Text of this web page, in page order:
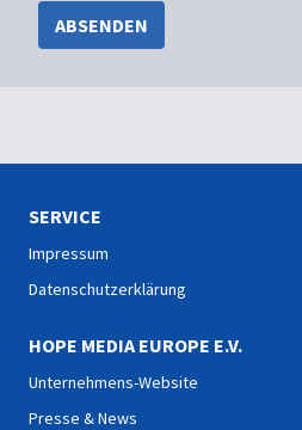
ABSENDEN
SERVICE
Impressum
Datenschutzerklärung
HOPE MEDIA EUROPE E.V.
Unternehmens-Website
Presse & News